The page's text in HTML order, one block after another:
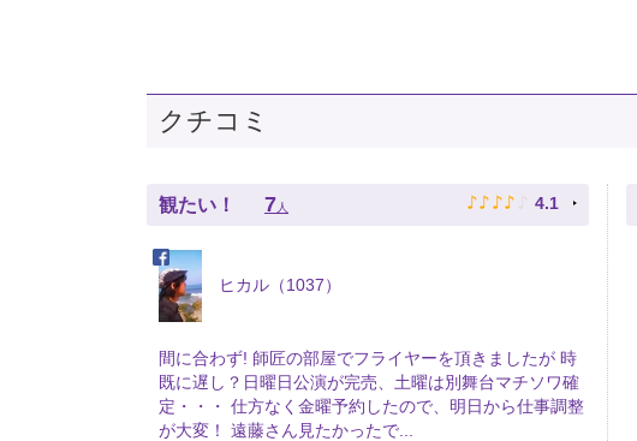
クチコミ
観たい！ 7 人 ♪ ♪ ♪ ♪ ♪ 4.1
ヒカル（1037）
間に合わず! 師匠の部屋でフライヤーを頂きましたが 時
既に遅し？日曜日公演が完売、土曜は別舞台マチソワ確
定・・・ 仕方なく金曜予約したので、明日から仕事調整
が大変！ 遠藤さん見たかったで...